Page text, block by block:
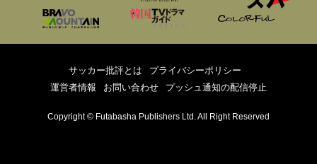
サッカー批評とは
プライバシーポリシー
運営者情報
お問い合わせ プッシュ通知の配信停止
Copyright © Futabasha Publishers Ltd. All Right Reserved